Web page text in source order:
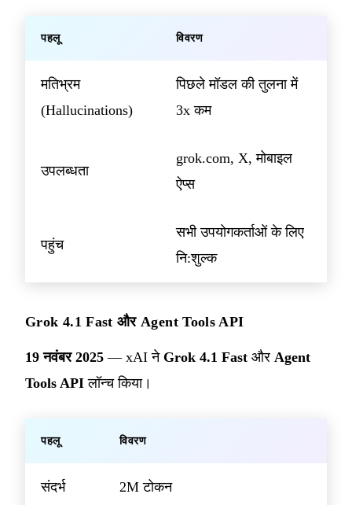
पहलू विवरण
मतिभ्रम
(Hallucinations)
पिछले मॉडल की तुलना में
3x कम
उपलब्धता
grok.com, X, मोबाइल
ऐप्स
पहुंच
सभी उपयोगकर्ताओं के लिए
नि:शुल्क
Grok 4.1 Fast और Agent Tools API
19 नवंबर 2025 — xAI ने Grok 4.1 Fast और Agent
Tools API लॉन्च किया।
पहलू विवरण
संदर्भ 2M टोकन